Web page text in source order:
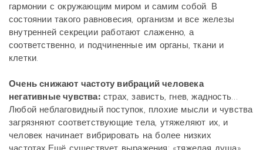
гармонии с окружающим миром и самим собой. В
состоянии такого равновесия, организм и все железы
внутренней секреции работают слаженно, а
соответственно, и подчиненные им органы, ткани и
клетки.
Очень снижают частоту вибраций человека
негативные чувства:страх, зависть, гнев, жадность…
Любой неблаговидный поступок, плохие мысли и чувства
загрязняют соответствующие тела, утяжеляют их, и
человек начинает вибрировать на более низких